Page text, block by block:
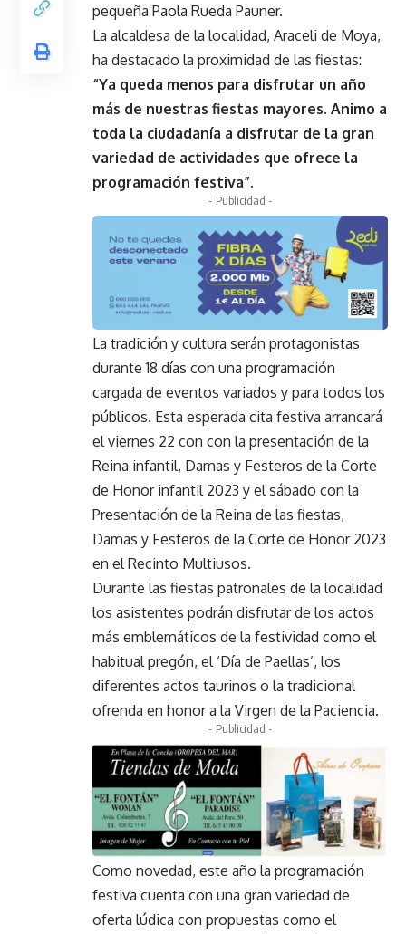
pequeña Paola Rueda Pauner.
La alcaldesa de la localidad, Araceli de Moya,
ha destacado la proximidad de las fiestas:
“Ya queda menos para disfrutar un año
más de nuestras fiestas mayores. Animo a
toda la ciudadanía a disfrutar de la gran
variedad de actividades que ofrece la
programación festiva”.
- Publicidad -
La tradición y cultura serán protagonistas
durante 18 días con una programación
cargada de eventos variados y para todos los
públicos. Esta esperada cita festiva arrancará
el viernes 22 con con la presentación de la
Reina infantil, Damas y Festeros de la Corte
de Honor infantil 2023 y el sábado con la
Presentación de la Reina de las fiestas,
Damas y Festeros de la Corte de Honor 2023
en el Recinto Multiusos.
Durante las fiestas patronales de la localidad
los asistentes podrán disfrutar de los actos
más emblemáticos de la festividad como el
habitual pregón, el ‘Día de Paellas’, los
diferentes actos taurinos o la tradicional
ofrenda en honor a la Virgen de la Paciencia.
- Publicidad -
Como novedad, este año la programación
festiva cuenta con una gran variedad de
oferta lúdica con propuestas como el